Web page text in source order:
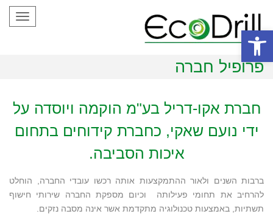
פתח סרגל נגישות
פרופיל חברה
חברת אקו-דריל בע"מ הוקמה ויוסדה על
ידי נועם שאקי, כחברת קידוחים בתחום
איכות הסביבה.
ברבות השנים ולאור ההתמקצעות אותה רכשו עובדי החברה, הוחלט
להרחיב את תחומי פעילותה וכיום מספקת החברה שירותי חישוף
תשתיות, באמצעות טכנולוגיה מתקדמת אשר אינה מסבה נזקים.